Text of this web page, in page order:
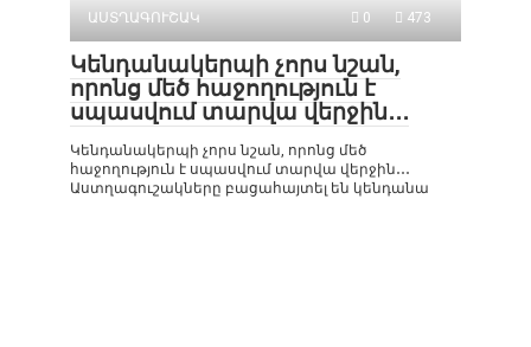
ԱՍՏՂԱԳՈՒՇԱԿ
0 473
Կենդանակերպի չորս նշան,
որոնց մեծ հաջողություն է
սպասվում տարվա վերջին․․․
Կենդանակերպի չորս նշան, որոնց մեծ
հաջողություն է սպասվում տարվա վերջին․․․
Աստղագուշակները բացահայտել են կենդանա